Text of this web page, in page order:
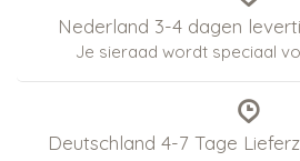
Nederland 3-4 dagen
Je sieraad wordt speciaal
Deutschland 4-7 Tage